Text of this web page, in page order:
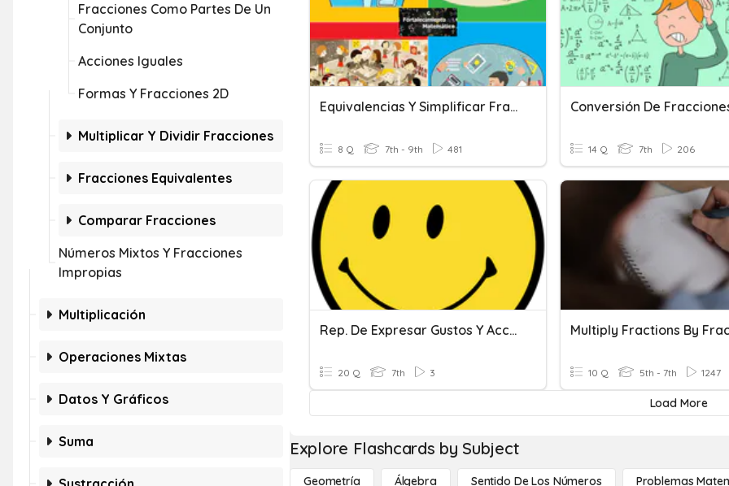
Fracciones Como Partes De Un
Conjunto
Acciones Iguales
Formas Y Fracciones 2D
Multiplicar Y Dividir Fracciones
Fracciones Equivalentes
Comparar Fracciones
Números Mixtos Y Fracciones
Impropias
Multiplicación
Operaciones Mixtas
Datos Y Gráficos
Suma
Equivalencias Y Simplificar Fracciones
8 Q 7th - 9th 481 14 Q 7th 206
Rep. De Expresar Gustos Y Acciones Habituales. (Enc. 2, UP 2)
20 Q 7th 3
Multiply Fractions By
10 Q 5th - 7th 1247
Load More
Explore Flashcards by Subject
Geometría Álgebra Sentido De Los Números Problemas